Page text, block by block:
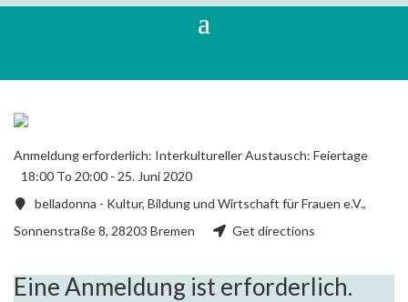
Anmeldung erforderlich: Interkultureller Austausch: Feiertage
18:00 To 20:00 - 25. Juni 2020
belladonna - Kultur, Bildung und Wirtschaft für Frauen e.V.,
Sonnenstraße 8, 28203 Bremen
Get directions
Eine Anmeldung ist erforderlich.